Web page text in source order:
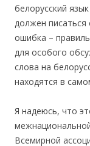
белорусский
должен писаться
ошибка –
для особого
слова на
находятся в
Я надеюсь, что
Всемирной